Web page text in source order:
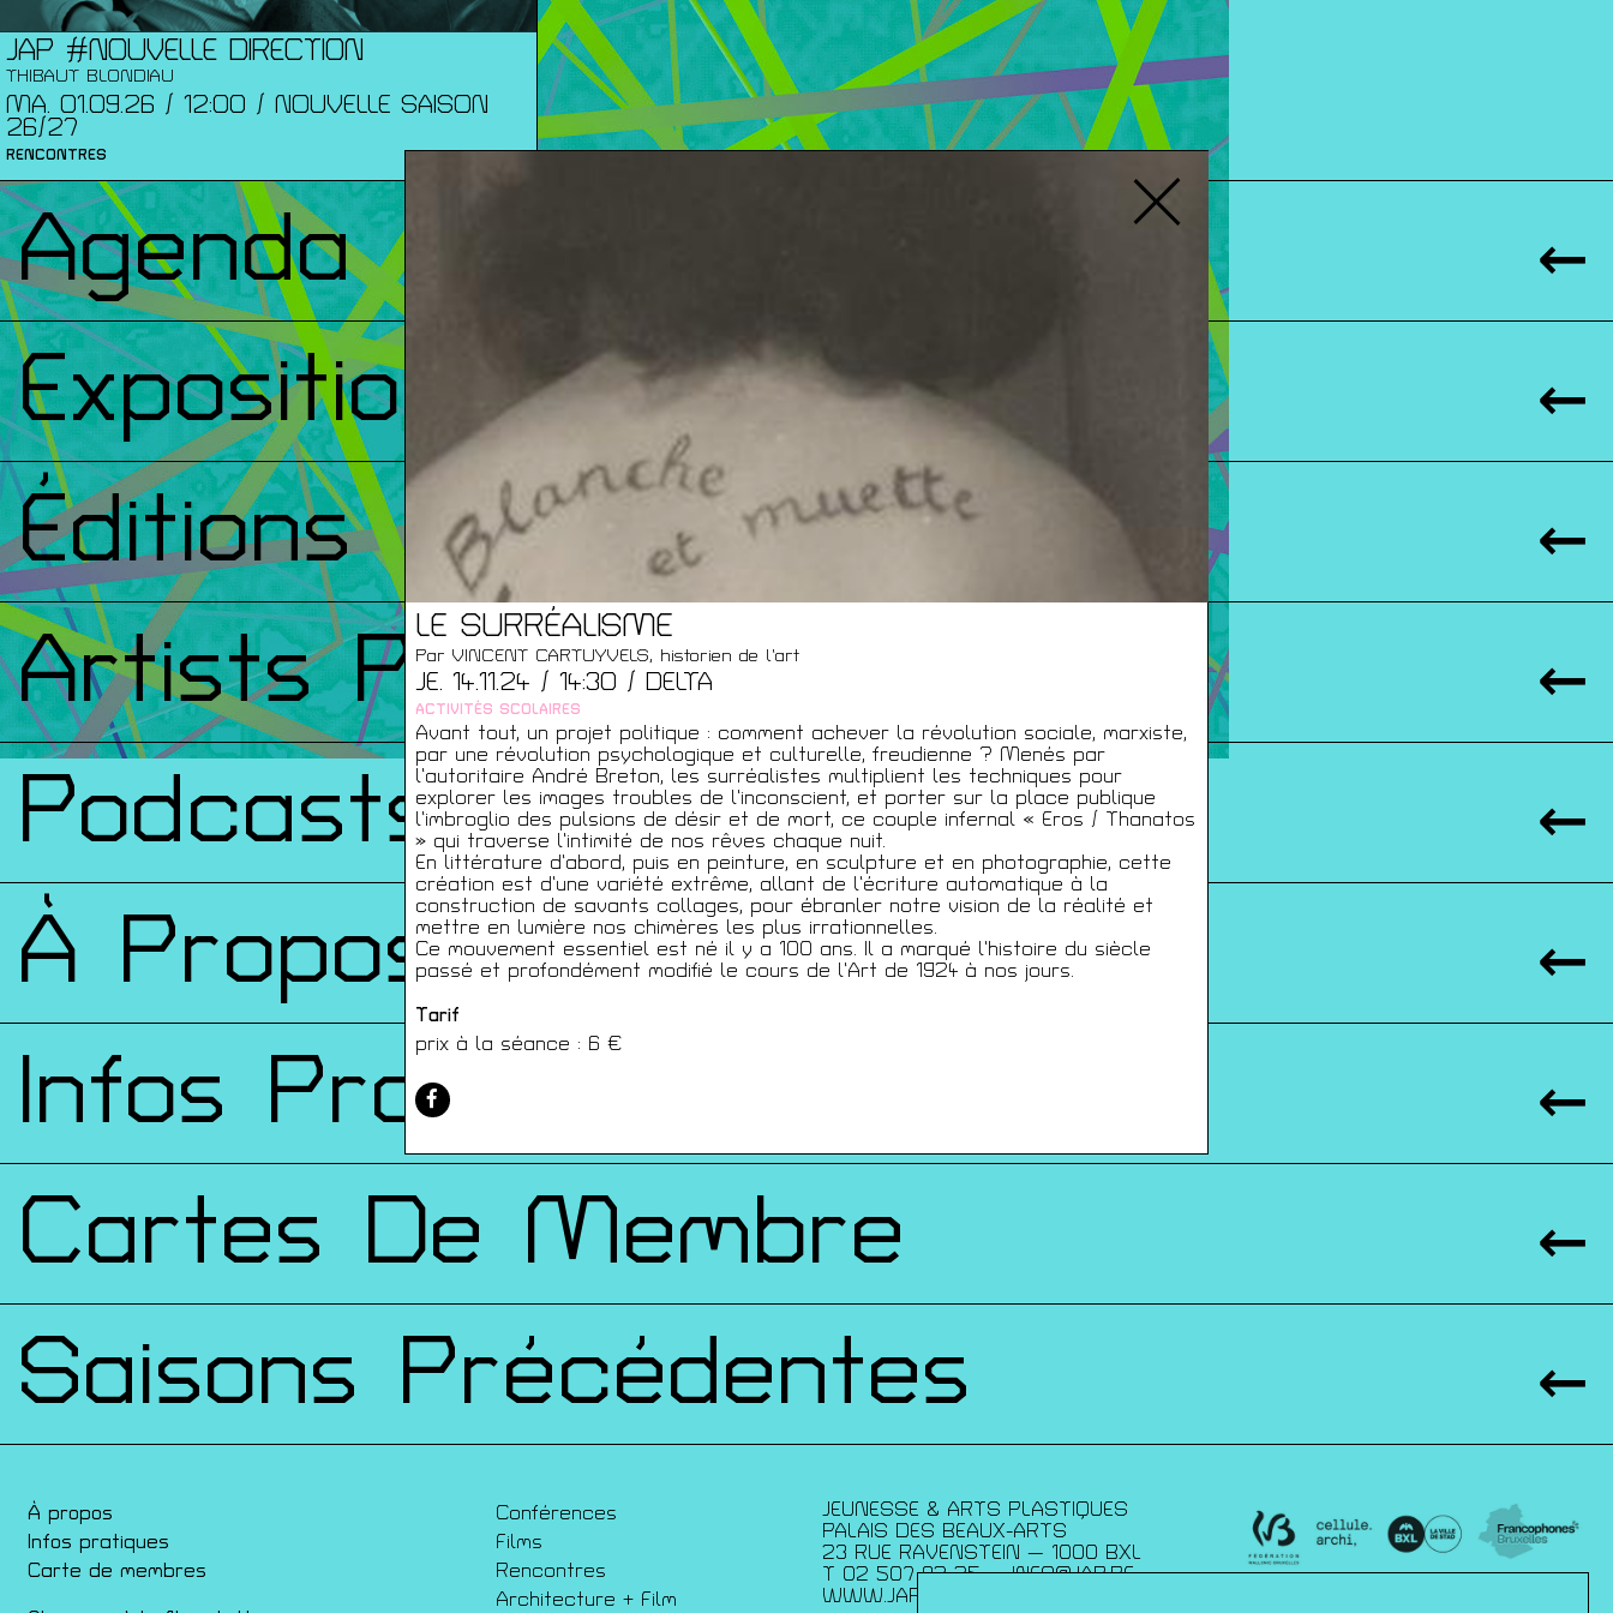
LE SURRÉALISME
Par VINCENT CARTUYVELS, historien de l’art
JE. 14.11.24 / 14:30 / DELTA
ACTIVITÉS SCOLAIRES
Avant tout, un projet politique : comment achever la révolution sociale, marxiste,
par une révolution psychologique et culturelle, freudienne ? Menés par
l’autoritaire André Breton, les surréalistes multiplient les techniques pour
explorer les images troubles de l’inconscient, et porter sur la place publique
l’imbroglio des pulsions de désir et de mort, ce couple infernal « Eros / Thanatos
» qui traverse l’intimité de nos rêves chaque nuit.
En littérature d’abord, puis en peinture, en sculpture et en photographie, cette
création est d’une variété extrême, allant de l’écriture automatique à la
construction de savants collages, pour ébranler notre vision de la réalité et
mettre en lumière nos chimères les plus irrationnelles.
Ce mouvement essentiel est né il y a 100 ans. Il a marqué l’histoire du siècle
passé et profondément modifié le cours de l’Art de 1924 à nos jours.
Tarif
prix à la séance : 6 €
JAP #NOUVELLE DIRECTION
THIBAUT BLONDIAU
MA. 01.09.26 / 12:00 / NOUVELLE SAISON
26/27
RENCONTRES
Agenda
Expositions
Éditions
Artists Print
Podcasts
À Propos
Infos Pratiques
Cartes De Membre
Saisons Précédentes
À propos
Infos pratiques
Carte de membres
Conférences
Films
Rencontres
Architecture + Film
JEUNESSE & ARTS PLASTIQUES
PALAIS DES BEAUX-ARTS
23 RUE RAVENSTEIN — 1000 BXL
T 02 507 82 25 —INFO@JAP.BE
WWW.JAP.BE